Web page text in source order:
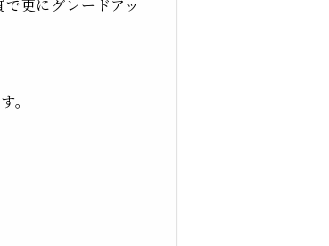
更にグレードアッ
。